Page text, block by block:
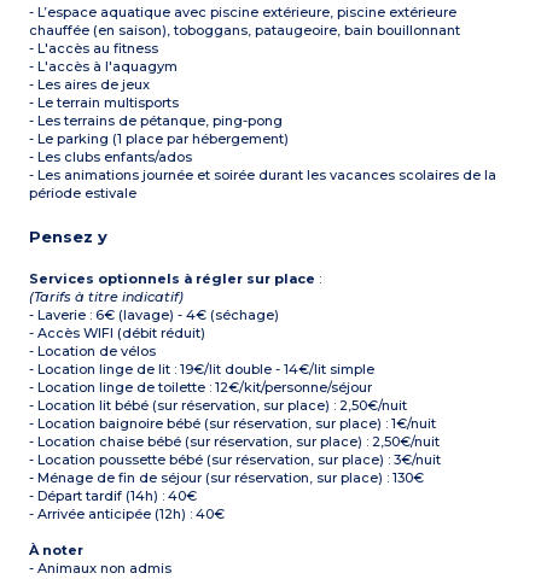
- L’espace aquatique avec piscine extérieure, piscine extérieure
chauffée (en saison), toboggans, pataugeoire, bain bouillonnant
- L'accès au fitness
- L'accès à l'aquagym
- Les aires de jeux
- Le terrain multisports
- Les terrains de pétanque, ping-pong
- Le parking (1 place par hébergement)
- Les clubs enfants/ados
- Les animations journée et soirée durant les vacances scolaires de la
période estivale
Pensez y
Services optionnels à régler sur place :
(Tarifs à titre indicatif)
- Laverie : 6€ (lavage) - 4€ (séchage)
- Accès WIFI (débit réduit)
- Location de vélos
- Location linge de lit : 19€/lit double - 14€/lit simple
- Location linge de toilette : 12€/kit/personne/séjour
- Location lit bébé (sur réservation, sur place) : 2,50€/nuit
- Location baignoire bébé (sur réservation, sur place) : 1€/nuit
- Location chaise bébé (sur réservation, sur place) : 2,50€/nuit
- Location poussette bébé (sur réservation, sur place) : 3€/nuit
- Ménage de fin de séjour (sur réservation, sur place) : 130€
- Départ tardif (14h) : 40€
- Arrivée anticipée (12h) : 40€
À noter
- Animaux non admis